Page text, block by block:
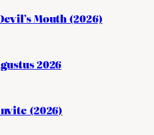
Mouth (2026)
2026
(2026)